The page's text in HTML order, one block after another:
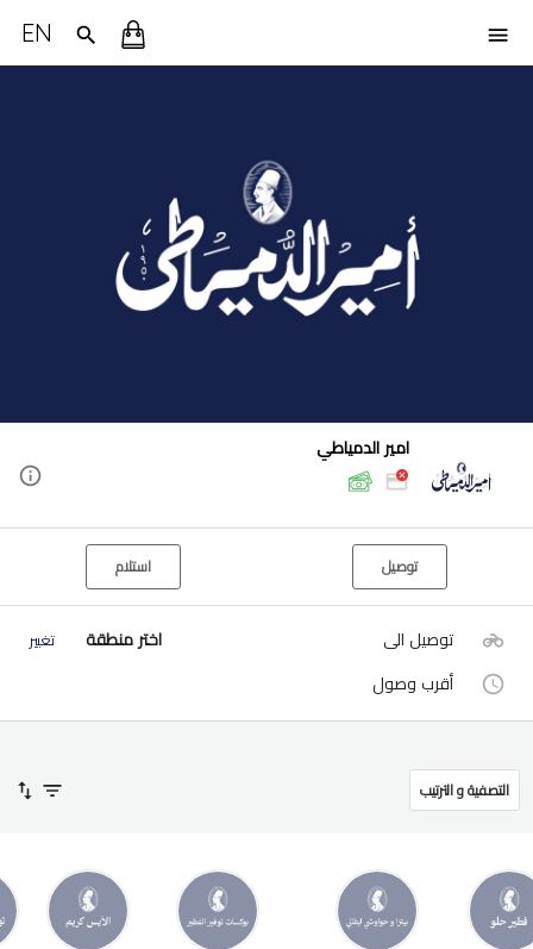
EN
امير الدمياطي
توصيل استلام
توصيل الى اختر منطقة تغيير
أقرب وصول
التصفية و الترتيب